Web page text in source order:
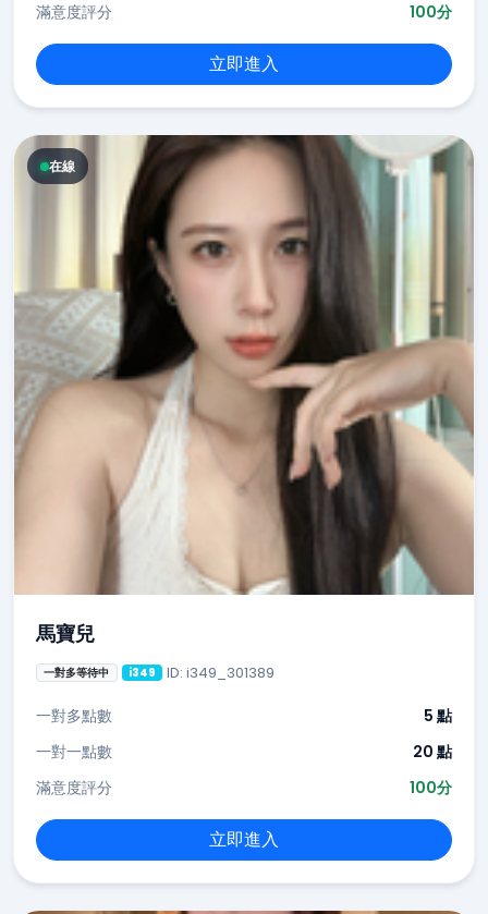
滿意度評分
100分
立即進入
在線
馬寶兒
一對多等待中 i349 ID: i349_301389
一對多點數
5 點
一對一點數
20 點
滿意度評分
100分
立即進入